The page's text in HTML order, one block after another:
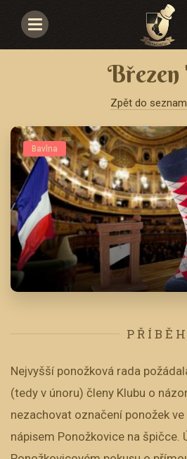
Navigace
Březen
Zpět do
Bavlna
PŘÍBĚH
Nejvyšší ponožková rada
(tedy v únoru) členy Klubu o
nezachovat označení ponožek
nápisem Ponožkovice na špičce.